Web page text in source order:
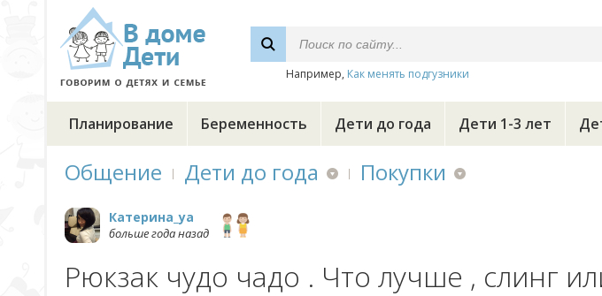
Например, Как менять подгузники
Планирование Беременность Дети до года Дети 1-3 лет
Общение Дети до года Покупки
Катерина_ya
больше года назад
Рюкзак чудо чадо . Что лучше , слинг